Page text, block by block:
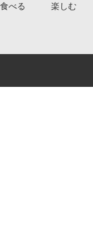
食べる 楽しむ